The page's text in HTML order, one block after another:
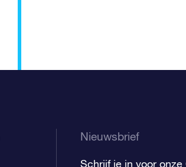
Nieuwsbrief
Schrijf je in voor